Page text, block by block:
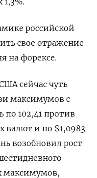
российской
свое отражение
на форексе.
сейчас чуть
максимумов с
по 102,41 против
валют и по $1,0983
возобновил рост
максимумов,